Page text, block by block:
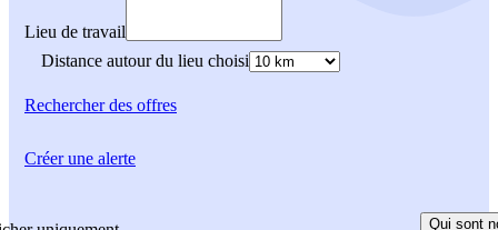
Lieu de travail
Distance autour du lieu choisi
Rechercherdes offres
Qui sont
Créer une alerte